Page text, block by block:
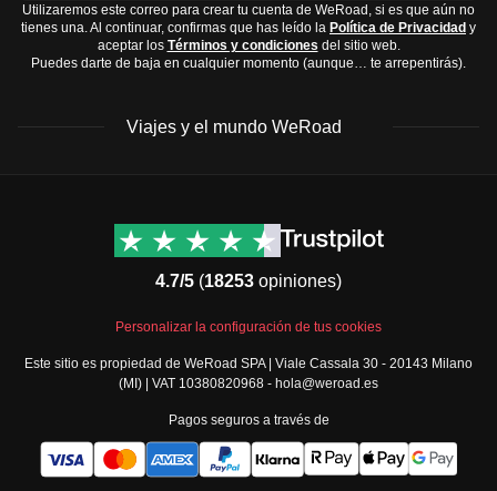
Utilizaremos este correo para crear tu cuenta de WeRoad, si es que aún no
tienes una. Al continuar, confirmas que has leído la Política de Privacidad y
aceptar los Términos y condiciones del sitio web.
Puedes darte de baja en cualquier momento (aunque… te arrepentirás).
Viajes y el mundo WeRoad
América del Norte
Oriente Medio
España y Portugal
Todos los destinos
Contacto
Términos y condiciones
Condiciones generales
Política de cookies
Security
Governance
4.7/5 (18253 opiniones)
Personalizar la configuración de tus cookies
Este sitio es propiedad de WeRoad SPA | Viale Cassala 30 - 20143 Milano
(MI) | VAT 10380820968 - hola@weroad.es
Pagos seguros a través de